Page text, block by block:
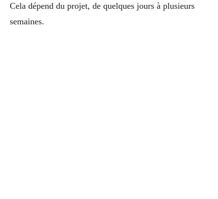
Cela dépend du projet, de quelques jours à plusieurs
semaines.